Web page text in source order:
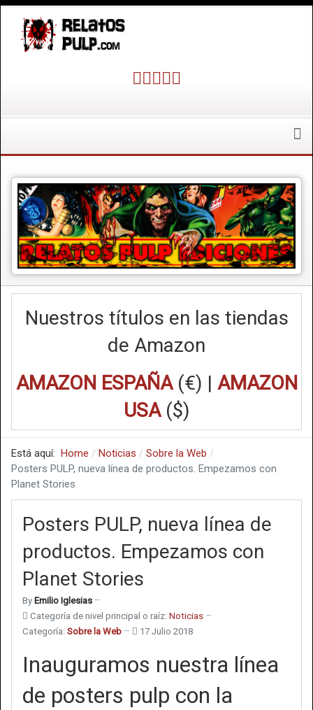
Nuestros títulos en las tiendas
de Amazon
AMAZON ESPAÑA(€) | AMAZON
USA($)
Está aquí: Home Noticias
Sobre la Web
Posters PULP, nueva línea de productos. Empezamos con
Planet Stories
Posters PULP, nueva línea de
productos. Empezamos con
Planet Stories
By Emilio Iglesias
Categoría de nivel principal o raíz: Noticias
Categoría: Sobre la Web 17 Julio 2018
Inauguramos nuestra línea
de posters pulp con la